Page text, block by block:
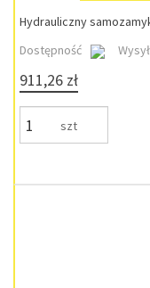
Hydrauliczny
Dostępność
911,26 zł
szt